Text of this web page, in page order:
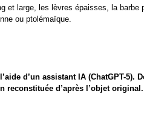
et large, les lèvres épaisses, la barbe
ou ptolémaïque.
d’un assistant IA (ChatGPT-5).
reconstituée d’après l’objet original.